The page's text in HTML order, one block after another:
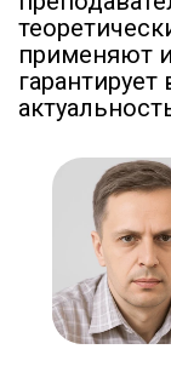
применяют